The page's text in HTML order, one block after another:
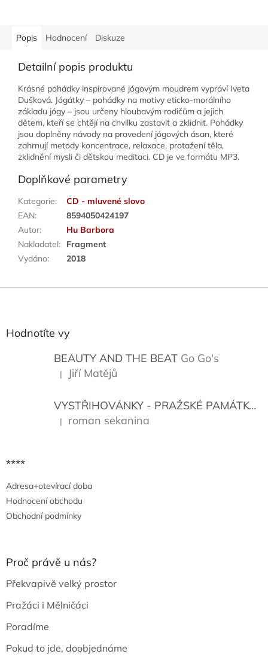
Popis Hodnocení Diskuze
Detailní popis produktu
Krásné pohádky inspirované jógovým moudrem vypráví Iveta
Dušková. Jógátky – pohádky na motivy eticko-morálního
základu jógy – jsou určeny hloubavým rodičům a jejich
dětem, kteří se chtějí na chvilku zastavit a zklidnit. Pohádky
jsou doplněny návody na provedení jógových ásan, které
zahrnují metody koncentrace, relaxace, protažení těla,
zklidnění mysli či dětskou meditaci. CD je ve formátu MP3.
Doplňkové parametry
Kategorie:
CD - mluvené slovo
EAN:
8594050424197
Autor:
Hu Barbora
Nakladatel:
Fragment
Vydáno: 2018
Z
Hodnotíte vy
BEAUTY AND THE BEAT Go Go's
Hodnocení produktu je 5 z 5 hvězdiček.
| Jiří Matějů
VYSTŘIHOVÁNKY - PRAŽSKÉ PAMÁTKY
Hodnocení produktu je 5 z 5 hvězdiček.
| roman sekanina
****
Adresa+otevírací doba
Hodnocení obchodu
Obchodní podmínky
Proč právě u nás?
Překvapivě velký prostor
Pražáci i Mělničáci
Poradíme
Pokud to jde, doobjednáme